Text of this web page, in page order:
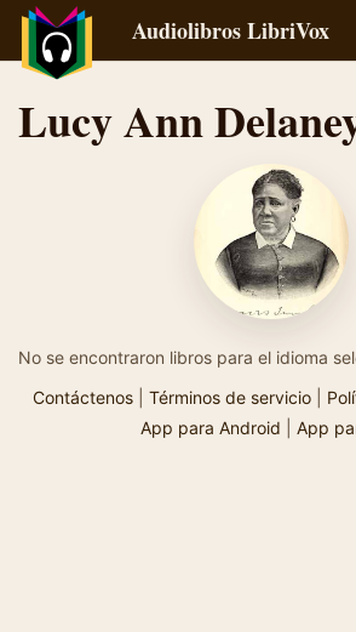
Audiolibros LibriVox
Lucy Ann
No se encontraron libros para el idioma
Contáctenos
Términos de servicio
App para Android
App